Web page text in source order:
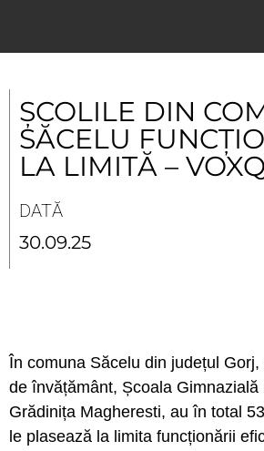
content
ȘCOLILE DIN
SĂCELU
LA LIMITĂ –
DATĂ
30.09.25
În comuna Săcelu din județul
de învățământ, Școala Gimnazială
Grădinița Magheresti, au în total
le plasează la limita funcționării